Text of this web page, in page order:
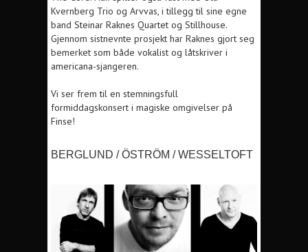
Kvernberg Trio og Arvvas, i tillegg til sine egne
band Steinar Raknes Quartet og Stillhouse.
Gjennom sistnevnte prosjekt har Raknes gjort seg
bemerket som både vokalist og låtskriver i
americana-sjangeren.
Vi ser frem til en stemningsfull
formiddagskonsert i magiske omgivelser på
Finse!
BERGLUND / ÖSTRÖM / WESSELTOFT